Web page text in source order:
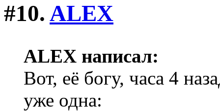
#10. ALEX
ALEX написал:
Вот, её богу, часа 4
уже одна: